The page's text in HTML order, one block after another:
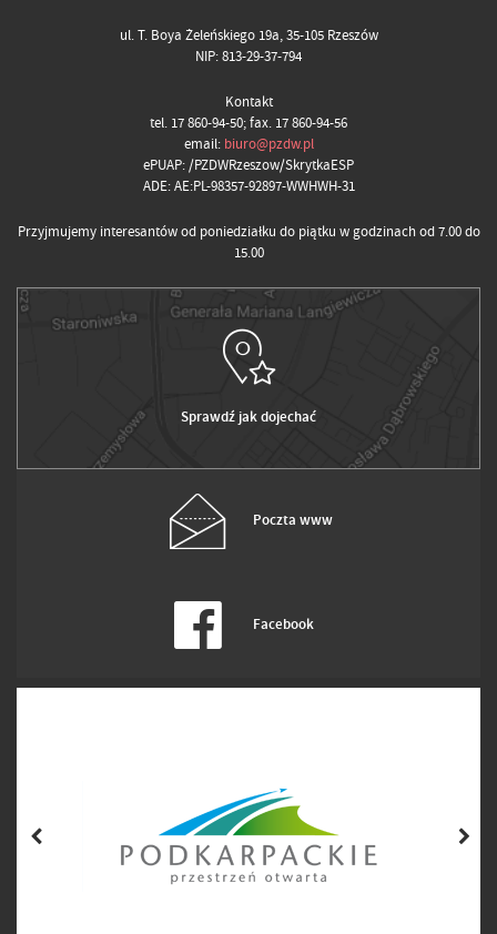
ul. T. Boya Żeleńskiego 19a, 35-105 Rzeszów
NIP: 813-29-37-794
Kontakt
tel. 17 860-94-50; fax. 17 860-94-56
email: biuro@pzdw.pl
ePUAP: /PZDWRzeszow/SkrytkaESP
ADE: AE:PL-98357-92897-WWHWH-31
Przyjmujemy interesantów od poniedziałku do piątku w godzinach od 7.00 do
15.00
Sprawdź jak dojechać
Poczta www
Facebook